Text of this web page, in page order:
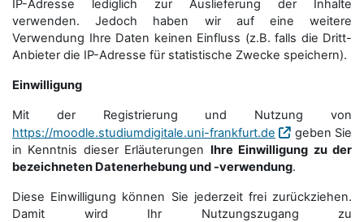
IP-Adresse lediglich zur Auslieferung der Inhalte
verwenden. Jedoch haben wir auf eine weitere
Verwendung Ihre Daten keinen Einfluss (z.B. falls die Dritt-
Anbieter die IP-Adresse für statistische Zwecke speichern).
Einwilligung
Mit der Registrierung und Nutzung von
https://moodle.studiumdigitale.uni-frankfurt.de
geben Sie
in Kenntnis dieser Erläuterungen Ihre Einwilligung zu der
bezeichneten Datenerhebung und -verwendung.
Diese Einwilligung können Sie jederzeit frei zurückziehen.
Damit wird Ihr Nutzungszugang zu